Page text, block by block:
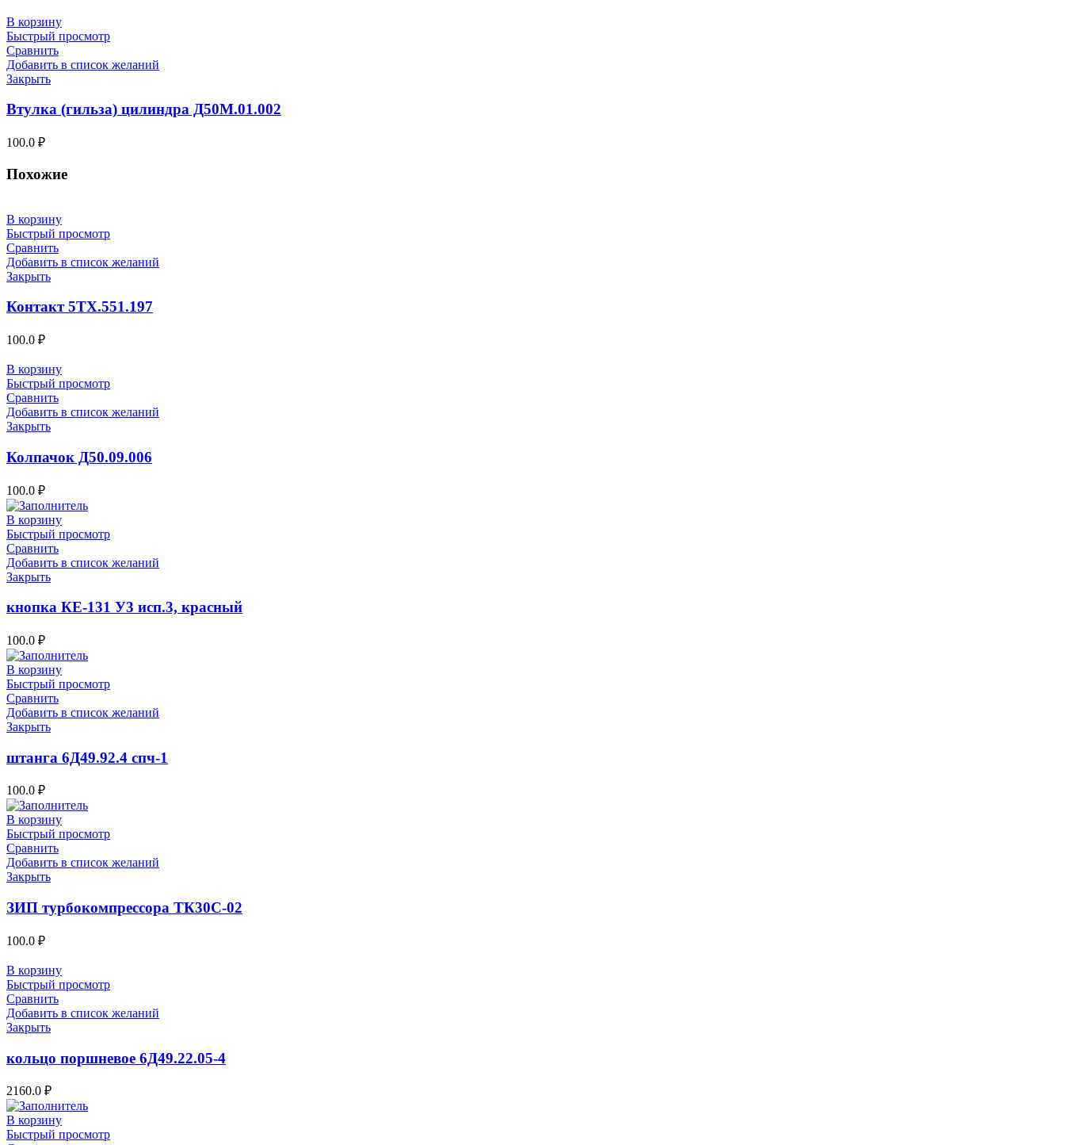
В корзину
Быстрый просмотр
Сравнить
Добавить в список желаний
Закрыть
Втулка (гильза) цилиндра Д50М.01.002
100.0 ₽
Похожие
В корзину
Быстрый просмотр
Сравнить
Добавить в список желаний
Закрыть
Контакт 5ТХ.551.197
100.0 ₽
В корзину
Быстрый просмотр
Сравнить
Добавить в список желаний
Закрыть
Колпачок Д50.09.006
100.0 ₽
В корзину
Быстрый просмотр
Сравнить
Добавить в список желаний
Закрыть
кнопка КЕ-131 У3 исп.3, красный
100.0 ₽
В корзину
Быстрый просмотр
Сравнить
Добавить в список желаний
Закрыть
штанга 6Д49.92.4 спч-1
100.0 ₽
В корзину
Быстрый просмотр
Сравнить
Добавить в список желаний
Закрыть
ЗИП турбокомпрессора ТК30С-02
100.0 ₽
В корзину
Быстрый просмотр
Сравнить
Добавить в список желаний
Закрыть
кольцо поршневое 6Д49.22.05-4
2160.0 ₽
В корзину
Быстрый просмотр